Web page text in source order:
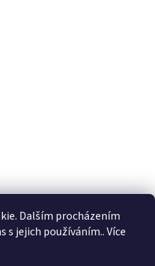
Dalším procházením
jejich používáním.. Více